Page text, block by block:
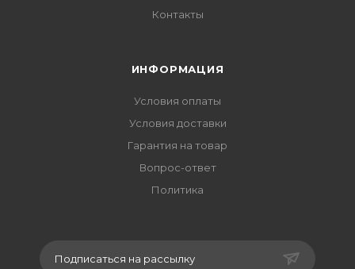
Контакты
ИНФОРМАЦИЯ
Условия оплаты
Условия доставки
Гарантия на товар
Вопрос-ответ
Политика
Подписаться на рассылку